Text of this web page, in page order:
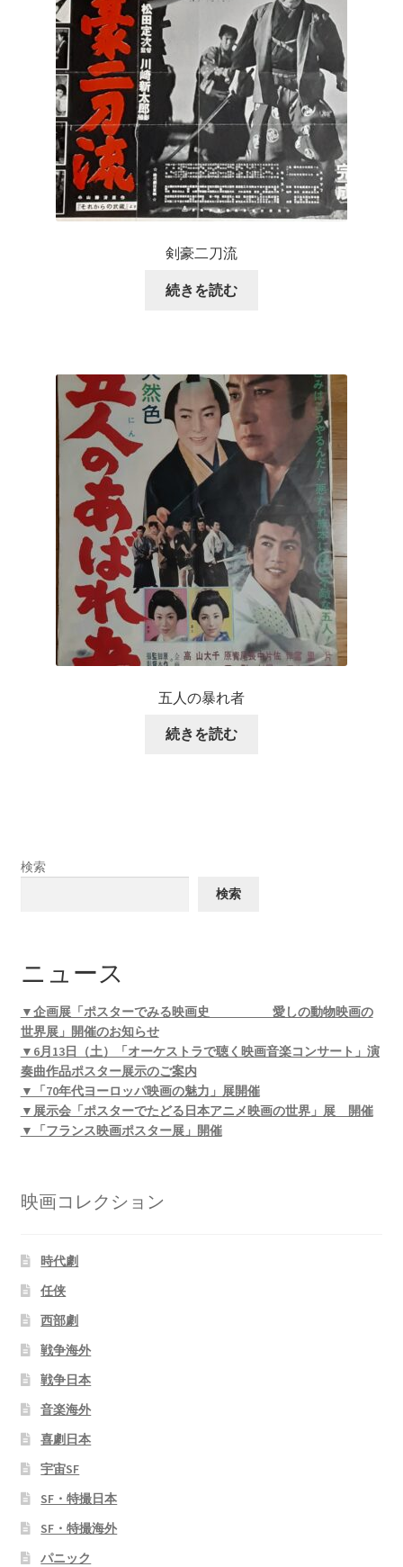
剣豪二刀流
続きを読む
五人の暴れ者
続きを読む
検索
検索
ニュース
▼企画展「ポスターでみる映画史 愛しの動物映画の
世界展」開催のお知らせ
▼6月13日（土）「オーケストラで聴く映画音楽コンサート」演
奏曲作品ポスター展示のご案内
▼「70年代ヨーロッパ映画の魅力」展開催
▼展示会「ポスターでたどる日本アニメ映画の世界」展 開催
▼「フランス映画ポスター展」開催
映画コレクション
時代劇
任侠
西部劇
戦争海外
戦争日本
音楽海外
喜劇日本
宇宙SF
SF・特撮日本
SF・特撮海外
パニック